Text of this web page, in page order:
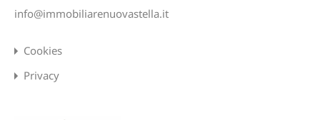
info@immobiliarenuovastella.it
Cookies
Privacy